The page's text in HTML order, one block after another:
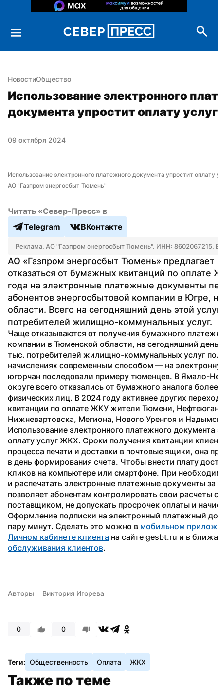
НовостиОбщество
Использование электронного
документа упростит оплату
09 октября 2024
Использование электронного платежного документа упростит
АО "Газпром энергосбыт Тюмень"
Читать «Север-Пресс» в
Telegram
ВКонтакте
Реклама. АО "Газпром энергосбыт Тюмень". ИНН: 8602067215.
АО «Газпром энергосбыт Тюмень» предлагает
отказаться от бумажных квитанций по
года на электронные платежные документы
абонентов энергосбытовой компании в Югре,
области. Всего на сегодняшний день этой
потребителей жилищно-коммунальных услуг.
Чаще отказываются от получения бумажного
компании в Тюменской области, на сегодняшний
тыс. потребителей жилищно-коммунальных услуг
начислениях современным способом — на
югорчан последовали примеру тюменцев. В Ямало-
округе всего отказались от бумажного аналога
физических лиц. В 2024 году активнее других
квитанции по оплате ЖКУ жители Тюмени,
Нижневартовска, Мегиона, Нового Уренгоя и
Использование электронного платежного
оплату услуг ЖКХ. Сроки получения квитанции
процесса печати и доставки в почтовые ящики, она
в день формирования счета. Чтобы внести плату
кликов на компьютере или смартфоне. При
и распечатать электронные платежные документы
позволяет абонентам контролировать свои
поставщиком, не допускать просрочек оплаты и
Оформление подписки на электронный платежный
пару минут. Сделать это можно в мобильном
Личном кабинете клиента на сайте gesbt.ru и в
обслуживания клиентов.
Авторы Виктория Игорева
0 0
Теги: Общественность Оплата ЖКХ
Также по теме